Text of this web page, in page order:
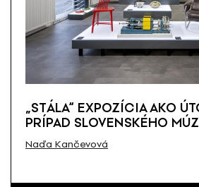
„STÁLA“ EXPOZÍCIA AKO
PRÍPAD SLOVENSKÉHO
Naďa Kančevová